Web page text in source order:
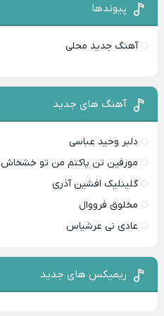
پیوندها
آهنگ جدید محلی
آهنگ های جدید
دلبر وحید عباسی
مورفین تن پاکتم من تو
گلینلیک افشین آذری
مخلوق فرووال
عادی نی عرشیاس
ریمیکس های جدید